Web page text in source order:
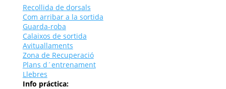
Recollida de dorsals
Com arribar a la sortida
Guarda-roba
Calaixos de sortida
Avituallaments
Zona de Recuperació
Plans d´entrenament
Llebres
Info práctica: